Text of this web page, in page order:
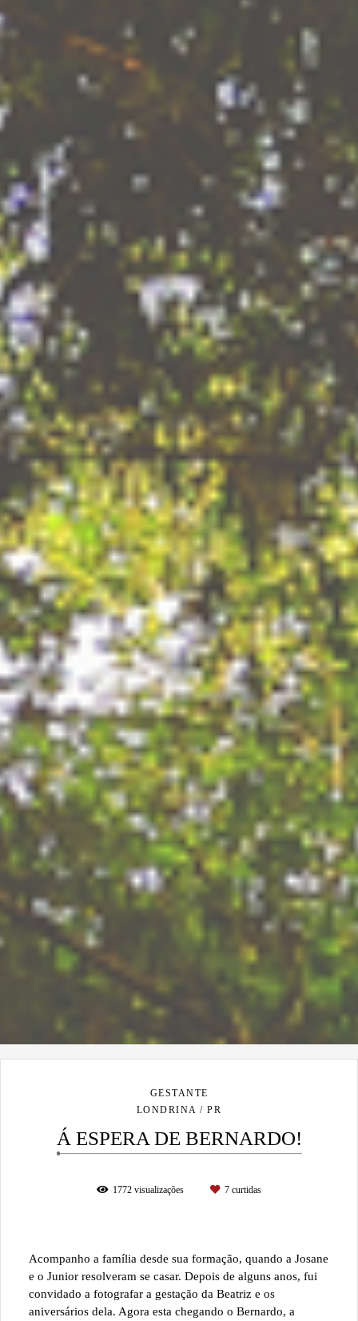
GESTANTE
LONDRINA / PR
Á ESPERA DE BERNARDO!
1772 visualizações 7 curtidas
Acompanho a família desde sua formação, quando a Josane
e o Junior resolveram se casar. Depois de alguns anos, fui
convidado a fotografar a gestação da Beatriz e os
aniversários dela. Agora esta chegando o Bernardo, a